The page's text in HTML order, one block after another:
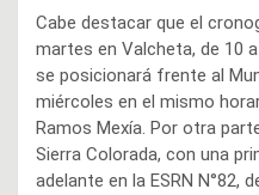
Cabe destacar que el
martes en Valcheta, de 10
se posicionará frente al
miércoles en el mismo
Ramos Mexía. Por otra
Sierra Colorada, con una
adelante en la ESRN N°82,